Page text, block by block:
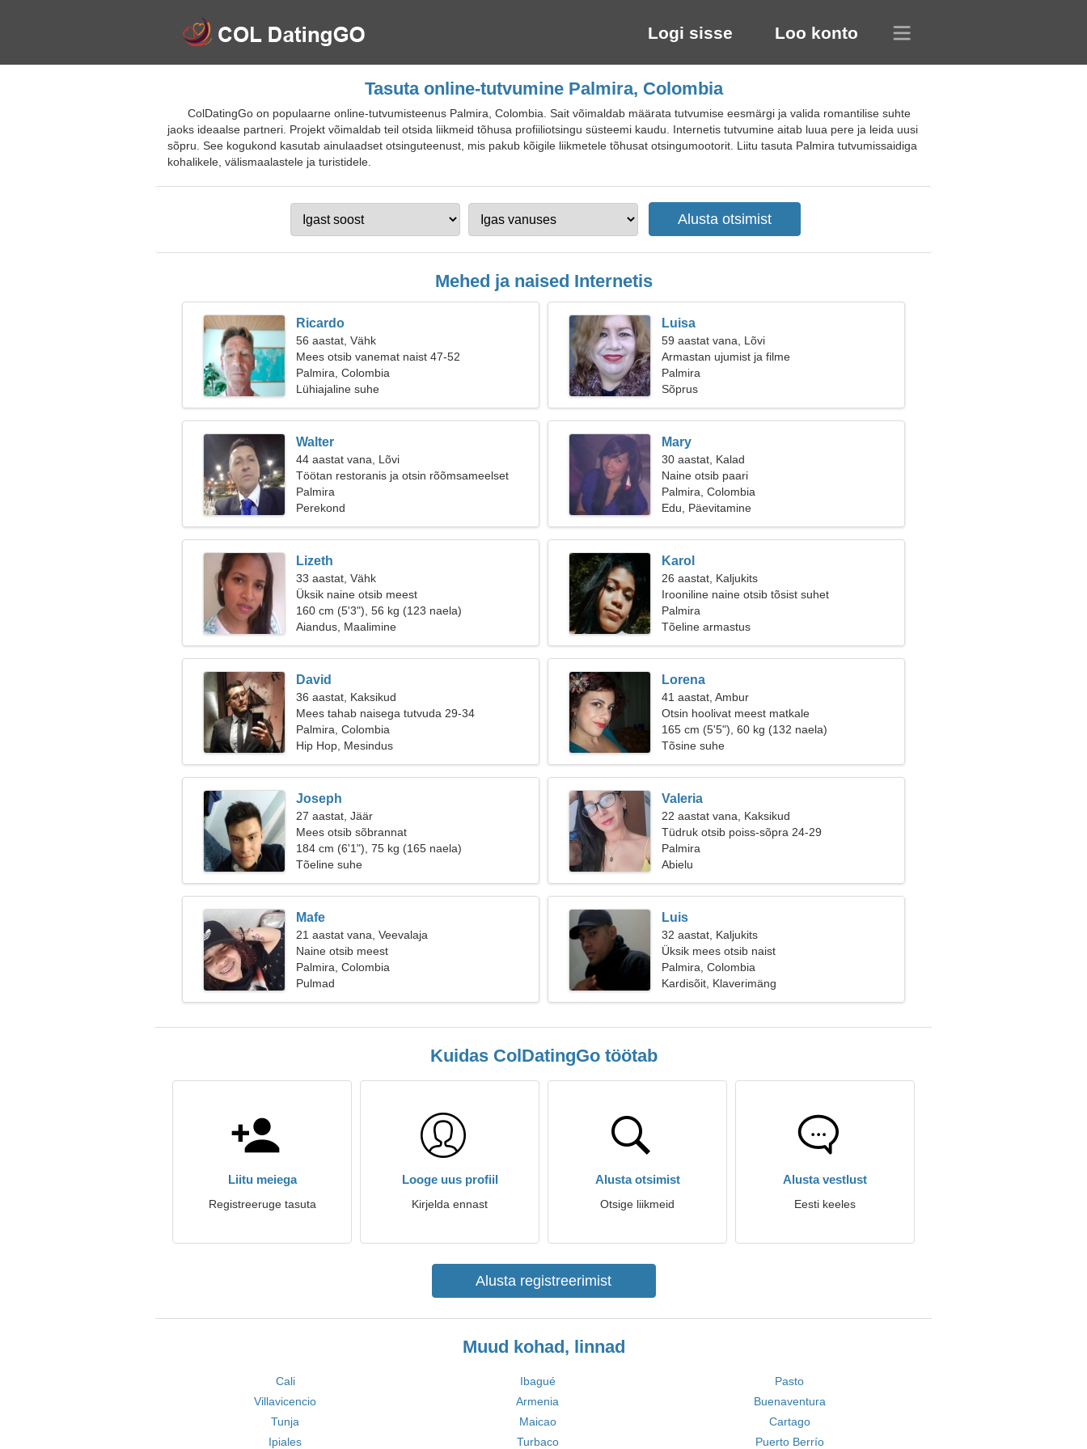
Logi sisse Loo konto
Tasuta online-tutvumine Palmira, Colombia
ColDatingGo on populaarne online-tutvumisteenus Palmira, Colombia. Sait võimaldab määrata tutvumise eesmärgi ja valida romantilise suhte
jaoks ideaalse partneri. Projekt võimaldab teil otsida liikmeid tõhusa profiiliotsingu süsteemi kaudu. Internetis tutvumine aitab luua pere ja leida uusi
sõpru. See kogukond kasutab ainulaadset otsinguteenust, mis pakub kõigile liikmetele tõhusat otsingumootorit. Liitu tasuta Palmira tutvumissaidiga
kohalikele, välismaalastele ja turistidele.
Mehed ja naised Internetis
Ricardo
56 aastat, Vähk
Mees otsib vanemat naist 47-52
Palmira, Colombia
Lühiajaline suhe
Luisa
59 aastat vana, Lõvi
Armastan ujumist ja filme
Palmira
Sõprus
Walter
44 aastat vana, Lõvi
Töötan restoranis ja otsin rõõmsameelset
naist
Palmira
Perekond
Mary
30 aastat, Kalad
Naine otsib paari
Palmira, Colombia
Edu, Päevitamine
Lizeth
33 aastat, Vähk
Üksik naine otsib meest
160 cm (5'3"), 56 kg (123 naela)
Aiandus, Maalimine
Karol
26 aastat, Kaljukits
Irooniline naine otsib tõsist suhet
Palmira
Tõeline armastus
David
36 aastat, Kaksikud
Mees tahab naisega tutvuda 29-34
Palmira, Colombia
Hip Hop, Mesindus
Lorena
41 aastat, Ambur
Otsin hoolivat meest matkale
165 cm (5'5"), 60 kg (132 naela)
Tõsine suhe
Joseph
27 aastat, Jäär
Mees otsib sõbrannat
184 cm (6'1"), 75 kg (165 naela)
Tõeline suhe
Valeria
22 aastat vana, Kaksikud
Tüdruk otsib poiss-sõpra 24-29
Palmira
Abielu
Mafe
21 aastat vana, Veevalaja
Naine otsib meest
Palmira, Colombia
Pulmad
Luis
32 aastat, Kaljukits
Üksik mees otsib naist
Palmira, Colombia
Kardisõit, Klaverimäng
Kuidas ColDatingGo töötab
Liitu meiega
Registreeruge tasuta
Looge uus profiil
Kirjelda ennast
Alusta otsimist
Otsige liikmeid
Alusta vestlust
Eesti keeles
Alusta registreerimist
Muud kohad, linnad
Cali Ibagué
Pasto
Villavicencio
Armenia
Buenaventura
Tunja
Maicao
Cartago
Ipiales
Turbaco Puerto Berrío